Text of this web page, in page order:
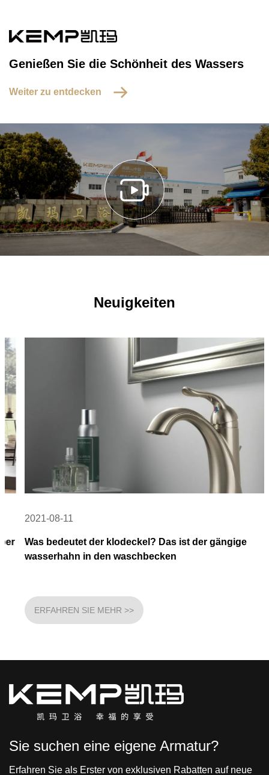
Genießen Sie die Schönheit des Wassers
Weiter zu entdecken
Neuigkeiten
2021-08-11
Was bedeutet der klodeckel? Das ist der gängige
wasserhahn in den waschbecken
ERFAHREN SIE MEHR >>
Sie suchen eine eigene Armatur?
Erfahren Sie als Erster von exklusiven Rabatten auf neue